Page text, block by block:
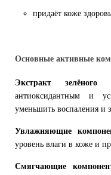
придаёт коже
Основные активные
Экстракт зелёного
антиоксидантным и
уменьшить воспаления и
Увлажняющие
уровень влаги в коже и
Смягчающие